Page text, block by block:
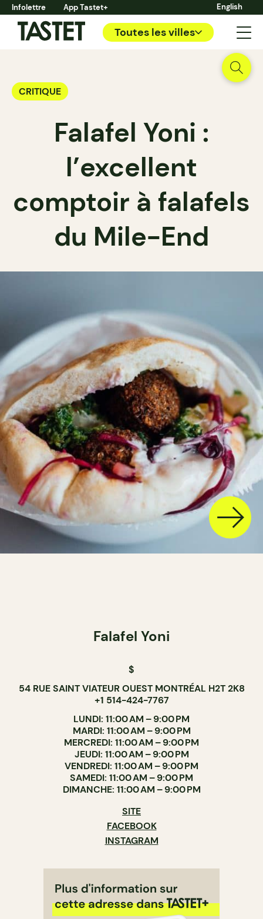
Infolettre App Tastet+ English
Toutes les villes
CRITIQUE
Falafel Yoni :
l’excellent
comptoir à falafels
du Mile-End
Falafel Yoni
$
54 RUE SAINT VIATEUR OUEST MONTRÉAL H2T 2K8
+1 514-424-7767
LUNDI: 11:00 AM – 9:00 PM
MARDI: 11:00 AM – 9:00 PM
MERCREDI: 11:00 AM – 9:00 PM
JEUDI: 11:00 AM – 9:00 PM
VENDREDI: 11:00 AM – 9:00 PM
SAMEDI: 11:00 AM – 9:00 PM
DIMANCHE: 11:00 AM – 9:00 PM
SITE
FACEBOOK
INSTAGRAM